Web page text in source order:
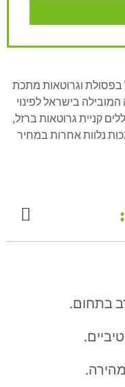
וגרוטאות מתכת
בישראל לפינוי
קניית גרוטאות ברזל,
נלוות אחרות במחיר
בתחום.